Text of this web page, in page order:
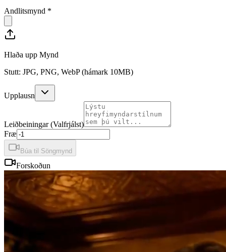
Andlitsmynd *
Hlaða upp Mynd
Stutt: JPG, PNG, WebP (hámark 10MB)
Upplausn
Leiðbeiningar (Valfrjálst)
Fræ
Búa til Söngmynd
Forskoðun